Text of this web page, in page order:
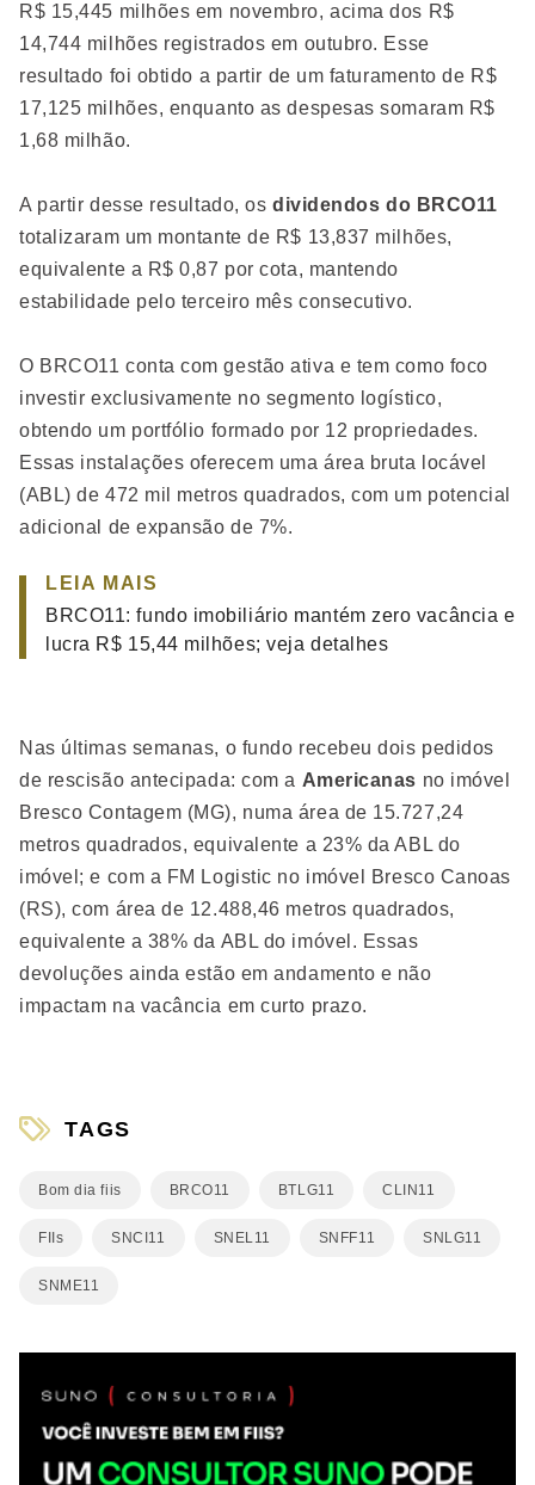
R$ 15,445 milhões em novembro, acima dos R$
14,744 milhões registrados em outubro. Esse
resultado foi obtido a partir de um faturamento de R$
17,125 milhões, enquanto as despesas somaram R$
1,68 milhão.
A partir desse resultado, os dividendos do BRCO11
totalizaram um montante de R$ 13,837 milhões,
equivalente a R$ 0,87 por cota, mantendo
estabilidade pelo terceiro mês consecutivo.
O BRCO11 conta com gestão ativa e tem como foco
investir exclusivamente no segmento logístico,
obtendo um portfólio formado por 12 propriedades.
Essas instalações oferecem uma área bruta locável
(ABL) de 472 mil metros quadrados, com um potencial
adicional de expansão de 7%.
LEIA MAIS
BRCO11: fundo imobiliário mantém zero vacância e
lucra R$ 15,44 milhões; veja detalhes
Nas últimas semanas, o fundo recebeu dois pedidos
de rescisão antecipada: com a Americanas no imóvel
Bresco Contagem (MG), numa área de 15.727,24
metros quadrados, equivalente a 23% da ABL do
imóvel; e com a FM Logistic no imóvel Bresco Canoas
(RS), com área de 12.488,46 metros quadrados,
equivalente a 38% da ABL do imóvel. Essas
devoluções ainda estão em andamento e não
impactam na vacância em curto prazo.
TAGS
Bom dia fiis BRCO11 BTLG11 CLIN11
FIIs SNCI11 SNEL11 SNFF11 SNLG11
SNME11